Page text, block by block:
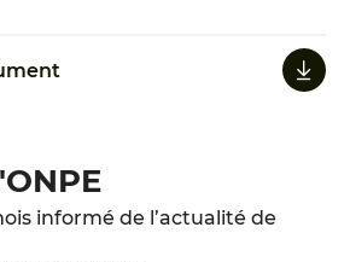
informé de l’actualité de